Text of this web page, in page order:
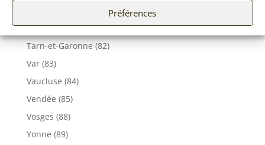
Préférences
Tarn (81)
Tarn-et-Garonne (82)
Var (83)
Vaucluse (84)
Vendée (85)
Vosges (88)
Yonne (89)